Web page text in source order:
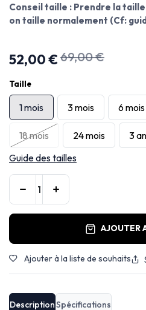
Conseil taille : Prendre la
on taille normalement (Cf:
52,00€69,00€
Taille
1 mois 3 mois 6 mois
18 mois 24 mois
3
Guide des tailles
AJOUTER
Ajouter à la liste de souhaits
DescriptionSpécifications